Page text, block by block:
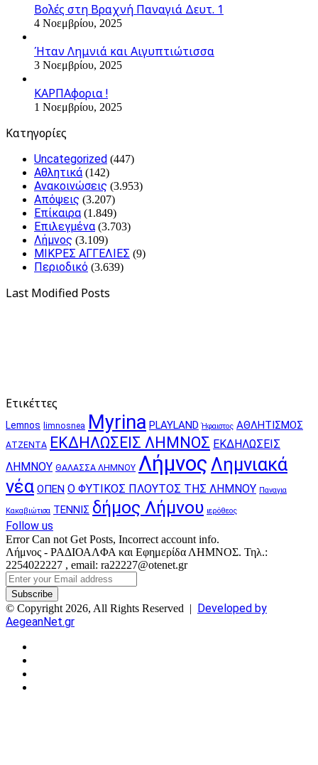
Βολές στη Βραχνή Παναγιά Δευτ. 1
4 Νοεμβρίου, 2025
Ήταν Λημνιά και Αιγυπτιώτισσα
3 Νοεμβρίου, 2025
ΚΑΡΠΑφορια !
1 Νοεμβρίου, 2025
Kατηγορίες
Uncategorized (447)
Αθλητικά (142)
Ανακοινώσεις (3.953)
Απόψεις (3.207)
Επίκαιρα (1.849)
Επιλεγμένα (3.703)
Λήμνος (3.109)
ΜΙΚΡΕΣ ΑΓΓΕΛΙΕΣ (9)
Περιοδικό (3.639)
Last Modified Posts
Ετικέττες
Lemnos limnosnea Myrina PLAYLAND Ήφαιστος ΑΘΛΗΤΙΣΜΟΣ
ΑΤΖΕΝΤΑ ΕΚΔΗΛΩΣΕΙΣ ΛΗΜΝΟΣ ΕΚΔΗΛΩΣΕΙΣ
ΛΗΜΝΟΥ ΘΑΛΑΣΣΑ ΛΗΜΝΟΥ Λήμνος Λημνιακά
νέα ΟΠΕΝ Ο ΦΥΤΙΚΟΣ ΠΛΟΥΤΟΣ ΤΗΣ ΛΗΜΝΟΥ Παναγια
Κακαβιώτισα ΤΕΝΝΙΣ δήμος Λήμνου ιερόθεος
Follow us
Error Can not Get Posts, Incorrect account info.
Λήμνος - ΡΑΔΙΟΑΛΦΑ και Εφημερίδα ΛΗΜΝΟΣ. Τηλ.:
2254022227 , email: ra22227@otenet.gr
Enter
your
Email
address
© Copyright 2026, All Rights Reserved | Developed by
AegeanNet.gr